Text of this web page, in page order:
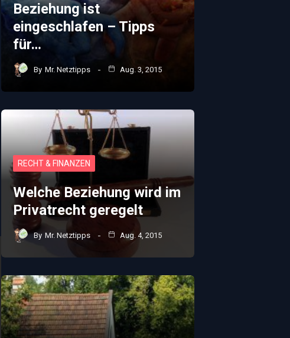
Beziehung ist
eingeschlafen – Tipps
für…
By Mr. Netztipps Aug. 3, 2015
RECHT & FINANZEN
Welche Beziehung wird im
Privatrecht geregelt
By Mr. Netztipps Aug. 4, 2015